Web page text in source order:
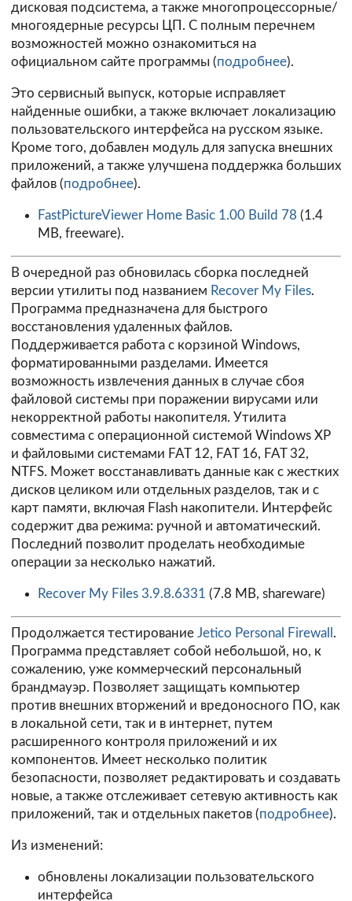
дисковая подсистема, а также многопроцессорные/
многоядерные ресурсы ЦП. С полным перечнем
возможностей можно ознакомиться на
официальном сайте программы (подробнее).
Это сервисный выпуск, которые исправляет
найденные ошибки, а также включает локализацию
пользовательского интерфейса на русском языке.
Кроме того, добавлен модуль для запуска внешних
приложений, а также улучшена поддержка больших
файлов (подробнее).
FastPictureViewer Home Basic 1.00 Build 78 (1.4
MB, freeware).
В очередной раз обновилась сборка последней
версии утилиты под названием Recover My Files.
Программа предназначена для быстрого
восстановления удаленных файлов.
Поддерживается работа с корзиной Windows,
форматированными разделами. Имеется
возможность извлечения данных в случае сбоя
файловой системы при поражении вирусами или
некорректной работы накопителя. Утилита
совместима с операционной системой Windows XP
и файловыми системами FAT 12, FAT 16, FAT 32,
NTFS. Может восстанавливать данные как с жестких
дисков целиком или отдельных разделов, так и с
карт памяти, включая Flash накопители. Интерфейс
содержит два режима: ручной и автоматический.
Последний позволит проделать необходимые
операции за несколько нажатий.
Recover My Files 3.9.8.6331 (7.8 MB, shareware)
Продолжается тестирование Jetico Personal Firewall .
Программа представляет собой небольшой, но, к
сожалению, уже коммерческий персональный
брандмауэр. Позволяет защищать компьютер
против внешних вторжений и вредоносного ПО, как
в локальной сети, так и в интернет, путем
расширенного контроля приложений и их
компонентов. Имеет несколько политик
безопасности, позволяет редактировать и создавать
новые, а также отслеживает сетевую активность как
приложений, так и отдельных пакетов (подробнее).
Из изменений:
обновлены локализации пользовательского
интерфейса